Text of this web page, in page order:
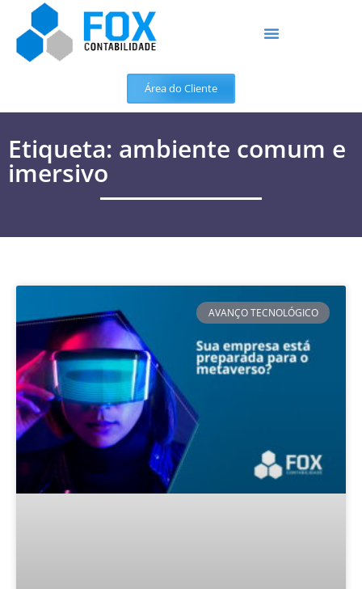
Área do Cliente
Etiqueta: ambiente comum e
imersivo
AVANÇO TECNOLÓGICO